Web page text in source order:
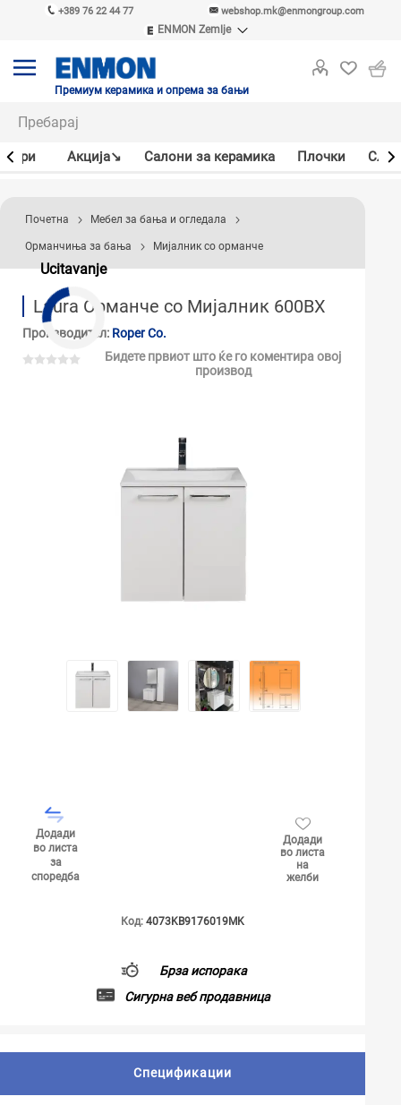
+389 76 22 44 77 webshop.mk@enmongroup.com
ENMON Zemlje
ENMON MKD
Премиум керамика и опрема за бањи
Акцијa↘ Салони за керамика Плочки
Ucitavanje
Почетна Мебел за бања и огледала
Орманчиња за бања Мијалник со орманче
Laura Орманче со Мијалник 600BX
Производител: Roper Co.
Бидете првиот што ќе го коментира овој
производ
Додади
во листа
за
споредба
Додади
во листа
на
желби
Код: 4073KB9176019MK
Брза испорака
Сигурна веб продавница
Спецификации